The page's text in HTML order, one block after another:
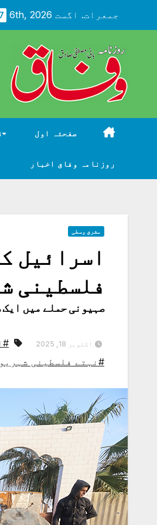
جمعرات. اگست 6th, 2026
صفحئہ اول
روزنامہ وفاق اخبار
مشرق وسطی
فلسطینی شہید
صہیونی حملے میں ایک
اکتوبر 18, 2025
#نہتے فلسطینی